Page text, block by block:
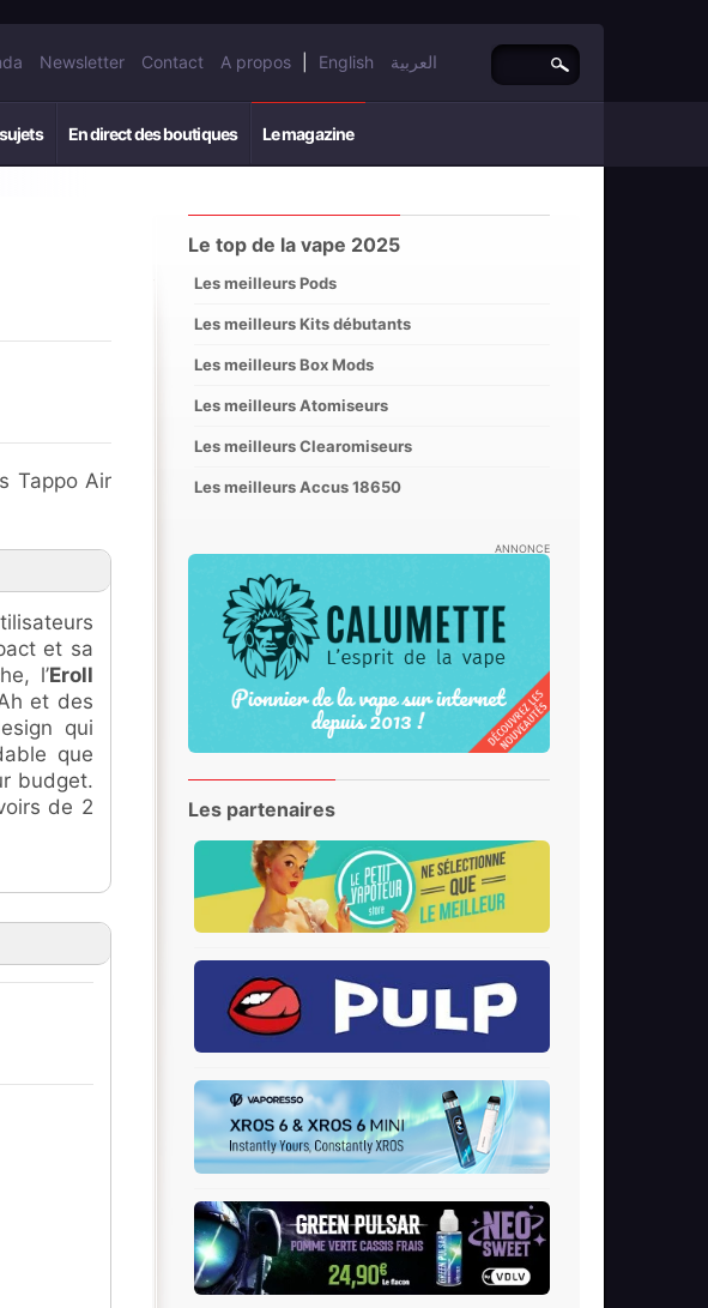
Newsletter Contact A propos English العربية
En direct des boutiques Le magazine
Tappo Air
et sa
l’Eroll
et des
qui
que
budget.
de 2
Le top de la vape 2025
Les meilleurs Pods
Les meilleurs Kits débutants
Les meilleurs Box Mods
Les meilleurs Atomiseurs
Les meilleurs Clearomiseurs
Les meilleurs Accus 18650
ANNONCE
Les partenaires